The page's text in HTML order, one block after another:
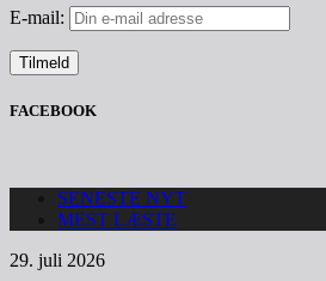
E-mail:
FACEBOOK
SENESTE NYT
MEST LÆSTE
29. juli 2026